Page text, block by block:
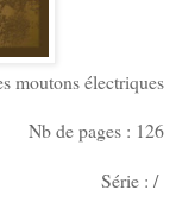
moutons électriques
Nb de pages : 126
Série : /